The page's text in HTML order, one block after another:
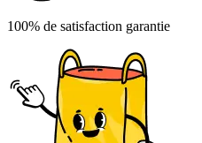
100% de satisfaction garantie